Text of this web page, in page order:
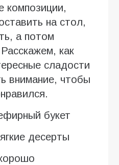
на стол,
а потом
как
сладости
внимание, чтобы
букет
десерты